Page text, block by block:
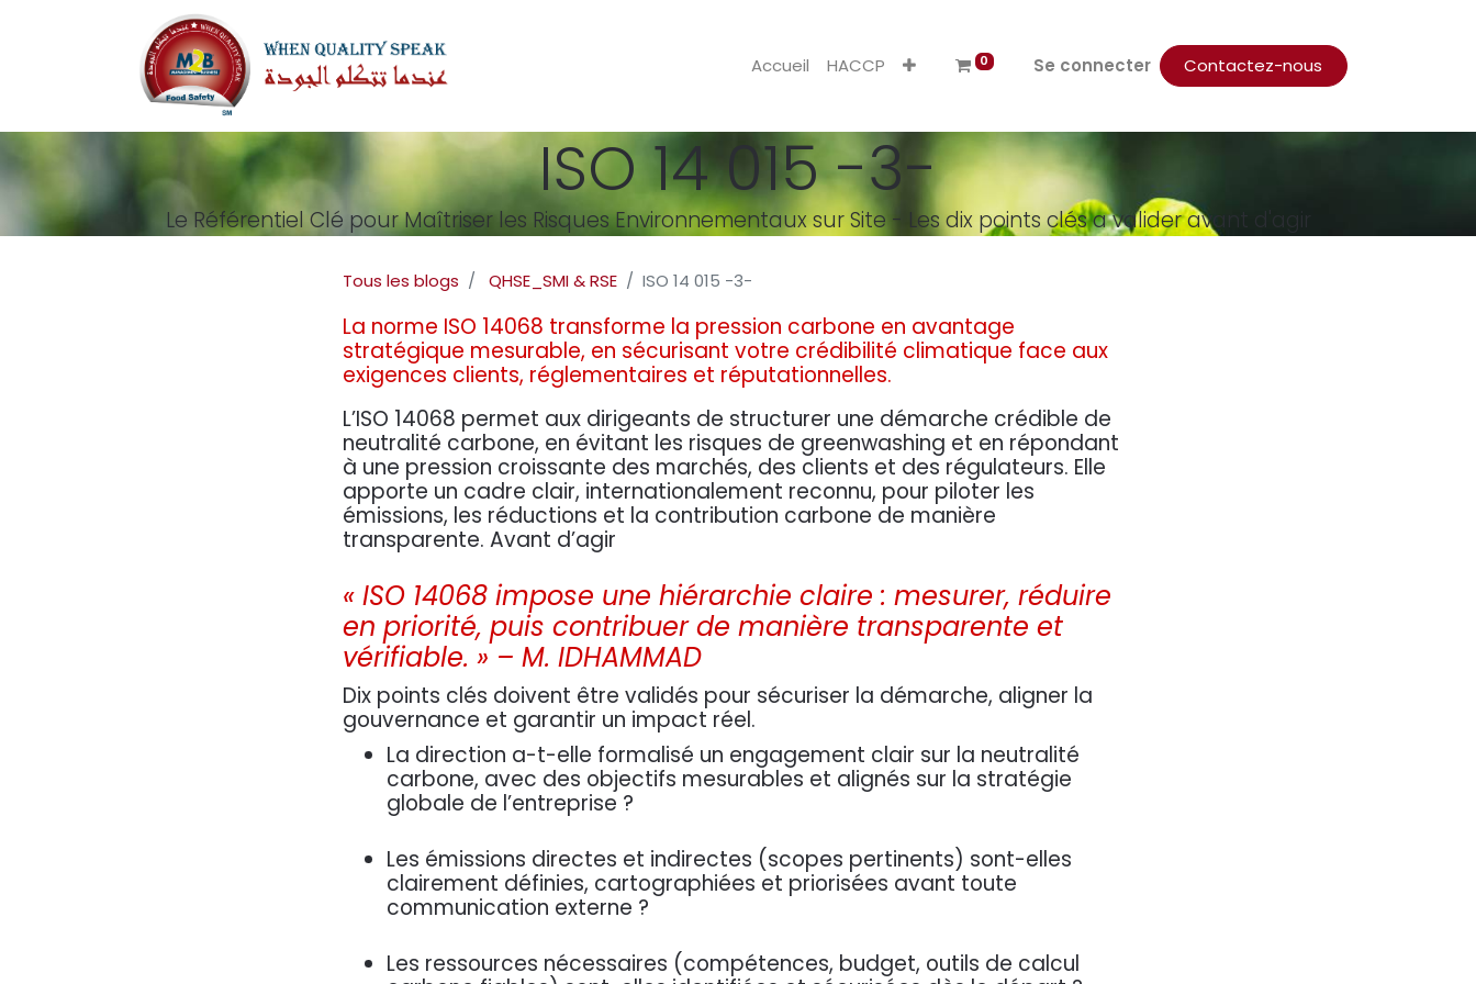
Accueil HACCP 0 Se connecter Contactez-nous
ISO 14 015 -3-
Le Référentiel Clé pour Maîtriser les Risques Environnementaux sur Site - Les dix points clés a valider avant d'agir
Tous les blogs QHSE_SMI & RSE ISO 14 015 -3-
La norme ISO 14068 transforme la pression carbone en avantage
stratégique mesurable, en sécurisant votre crédibilité climatique face aux
exigences clients, réglementaires et réputationnelles.
L’ISO 14068 permet aux dirigeants de structurer une démarche crédible de
neutralité carbone, en évitant les risques de greenwashing et en répondant
à une pression croissante des marchés, des clients et des régulateurs. Elle
apporte un cadre clair, internationalement reconnu, pour piloter les
émissions, les réductions et la contribution carbone de manière
transparente. Avant d’agir
« ISO 14068 impose une hiérarchie claire : mesurer, réduire
en priorité, puis contribuer de manière transparente et
vérifiable. » – M. IDHAMMAD
Dix points clés doivent être validés pour sécuriser la démarche, aligner la
gouvernance et garantir un impact réel.
La direction a-t-elle formalisé un engagement clair sur la neutralité
carbone, avec des objectifs mesurables et alignés sur la stratégie
globale de l’entreprise ?
Les émissions directes et indirectes (scopes pertinents) sont-elles
clairement définies, cartographiées et priorisées avant toute
communication externe ?
Les ressources nécessaires (compétences, budget, outils de calcul
Documentation
La marché
Facebook
Twitter
Linkedin
m2bsales10@gmail.com
+212 522 666 960
proposons d'excellents services